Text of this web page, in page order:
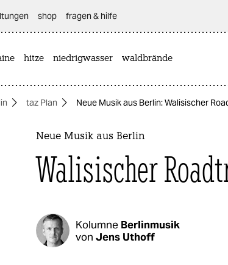
shop fragen & hilfe
hitze niedrigwasser waldbrände
taz Plan Neue Musik aus Berlin: Walisischer
Neue Musik aus Berlin
Walisischer
Kolumne Berlinmusik
von Jens Uthoff